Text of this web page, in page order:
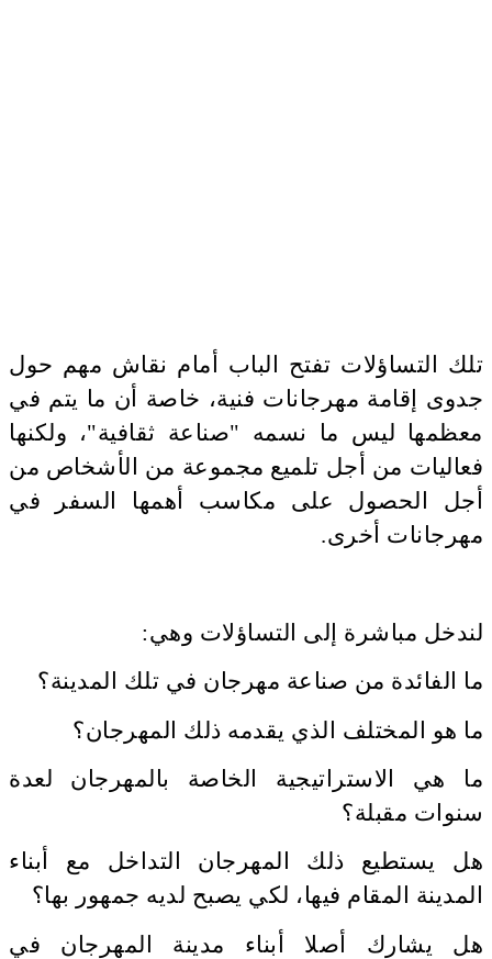
تلك التساؤلات تفتح الباب أمام نقاش مهم حول
جدوى إقامة مهرجانات فنية، خاصة أن ما يتم في
معظمها ليس ما نسمه "صناعة ثقافية"، ولكنها
فعاليات من أجل تلميع مجموعة من الأشخاص من
أجل الحصول على مكاسب أهمها السفر في
مهرجانات أخرى.
لندخل مباشرة إلى التساؤلات وهي:
ما الفائدة من صناعة مهرجان في تلك المدينة؟
ما هو المختلف الذي يقدمه ذلك المهرجان؟
ما هي الاستراتيجية الخاصة بالمهرجان لعدة
سنوات مقبلة؟
هل يستطيع ذلك المهرجان التداخل مع أبناء
المدينة المقام فيها، لكي يصبح لديه جمهور بها؟
هل يشارك أصلا أبناء مدينة المهرجان في